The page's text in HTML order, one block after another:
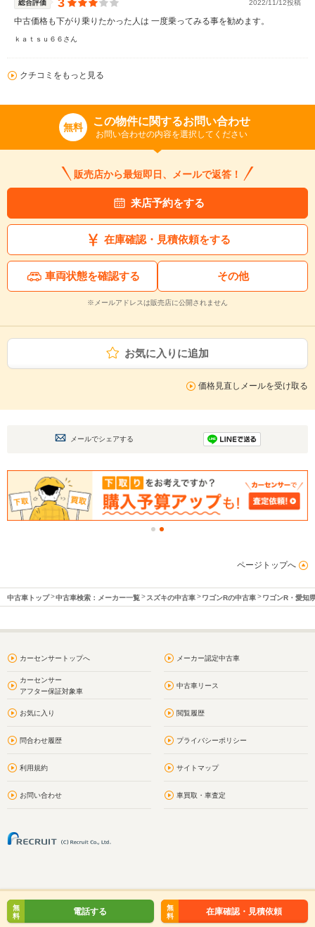
総合評価 3 2022/11/12投稿
中古価格も下がり乗りたかった人は 一度乗ってみる事を勧めます。
ｋａｔｓｕ６６さん
クチコミをもっと見る
無料 この物件に関するお問い合わせ
お問い合わせの内容を選択してください
販売店から最短即日、メールで返答！
来店予約をする
在庫確認・見積依頼をする
車両状態を確認する その他
※メールアドレスは販売店に公開されません
お気に入りに追加
価格見直しメールを受け取る
メールでシェアする
ページトップへ
中古車トップ 中古車検索：メーカー一覧 スズキの中古車 ワゴンRの中古車 ワゴンR・愛知
カーセンサートップへ メーカー認定中古車
カーセンサー
アフター保証対象車
中古車リース
お気に入り 閲覧履歴
問合わせ履歴 プライバシーポリシー
利用規約 サイトマップ
お問い合わせ 車買取・車査定
無
料
電話する
無
料
在庫確認・見積依頼